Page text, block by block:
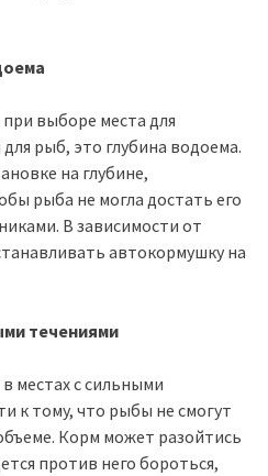
выборе места для
рыб, это глубина водоема.
на глубине,
рыба не могла достать его
В зависимости от
автокормушку на
течениями
местах с сильными
к тому, что рыбы не смогут
Корм может разойтись
против него бороться,